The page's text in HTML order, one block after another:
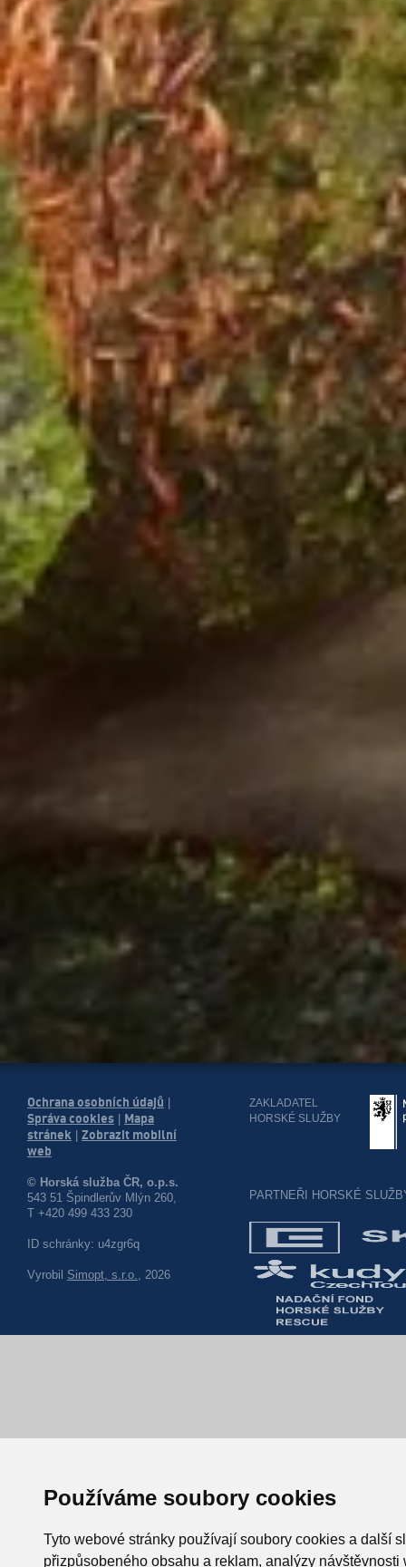
Používáme soubory cookies
Tyto webové stránky používají soubory cookies a další
přizpůsobeného obsahu a reklam, analýzy
Ochrana osobních údajů
Správa cookies
Mapa
stránek
Zobrazit mobilní
web
© Horská služba ČR, o.p.s.
543 51 Špindlerův Mlýn 260,
T +420 499 433 230
ID schránky: u4zgr6q
Vyrobil Simopt, s.r.o., 2026
ZAKLADATEL
HORSKÉ SLUŽBY
PARTNEŘI HORSKÉ